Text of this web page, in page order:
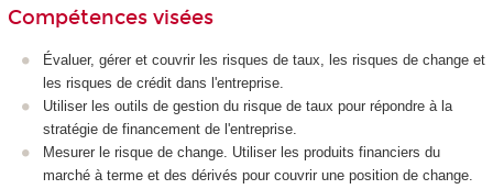
Compétences visées
Évaluer, gérer et couvrir les risques de taux, les risques de change et
les risques de crédit dans l'entreprise.
Utiliser les outils de gestion du risque de taux pour répondre à la
stratégie de financement de l'entreprise.
Mesurer le risque de change. Utiliser les produits financiers du
marché à terme et des dérivés pour couvrir une position de change.